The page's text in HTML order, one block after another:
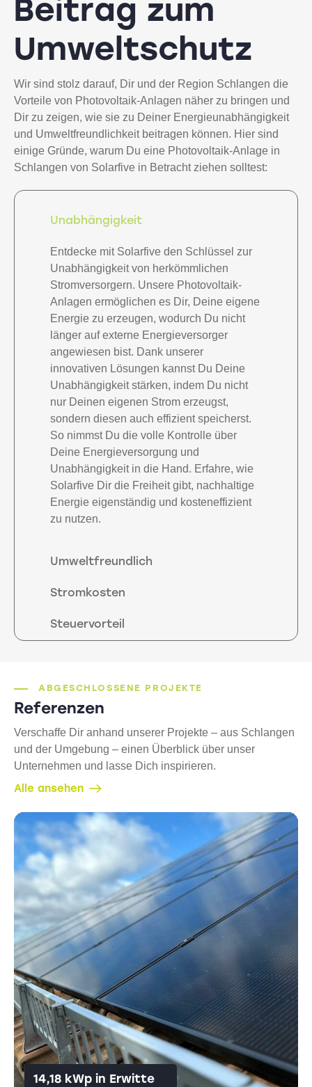
Beitrag zum
Umweltschutz
Wir sind stolz darauf, Dir und der Region Schlangen die
Vorteile von Photovoltaik-Anlagen näher zu bringen und
Dir zu zeigen, wie sie zu Deiner Energieunabhängigkeit
und Umweltfreundlichkeit beitragen können. Hier sind
einige Gründe, warum Du eine Photovoltaik-Anlage in
Schlangen von Solarfive in Betracht ziehen solltest:
Unabhängigkeit
Entdecke mit Solarfive den Schlüssel zur
Unabhängigkeit von herkömmlichen
Stromversorgern. Unsere Photovoltaik-
Anlagen ermöglichen es Dir, Deine eigene
Energie zu erzeugen, wodurch Du nicht
länger auf externe Energieversorger
angewiesen bist. Dank unserer
innovativen Lösungen kannst Du Deine
Unabhängigkeit stärken, indem Du nicht
nur Deinen eigenen Strom erzeugst,
sondern diesen auch effizient speicherst.
So nimmst Du die volle Kontrolle über
Deine Energieversorgung und
Unabhängigkeit in die Hand. Erfahre, wie
Solarfive Dir die Freiheit gibt, nachhaltige
Energie eigenständig und kosteneffizient
zu nutzen.
Umweltfreundlich
Stromkosten
Steuervorteil
ABGESCHLOSSENE PROJEKTE
Referenzen
Verschaffe Dir anhand unserer Projekte – aus Schlangen
und der Umgebung – einen Überblick über unser
Unternehmen und lasse Dich inspirieren.
Alle ansehen
14,18 kWp in Erwitte